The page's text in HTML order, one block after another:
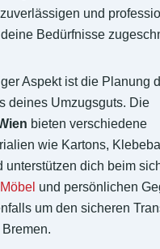
und
Bedürfnisse
Aspekt ist die Planung
deines Umzugsguts. Die
bieten verschiedene
wie Kartons,
unterstützen dich beim
Möbel und persönlichen
um den sicheren